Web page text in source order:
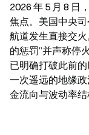
2026 年 5 月 8 日
焦点。美国中央
航道发生直接交
的惩罚”并声称停
已明确打破此前
一次遥远的地缘
金流向与波动率结